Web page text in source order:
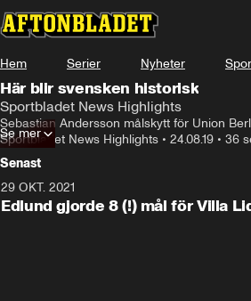
Hem Serier Nyheter
Här blir svensken historisk
Sportbladet News Highlights
Sebastian Andersson målskytt för Union
Sportbladet News Highlights • 24.08.19 • 36
Se mer
Senast
29 OKT. 2021
Edlund gjorde 8 (!) mål för Villa